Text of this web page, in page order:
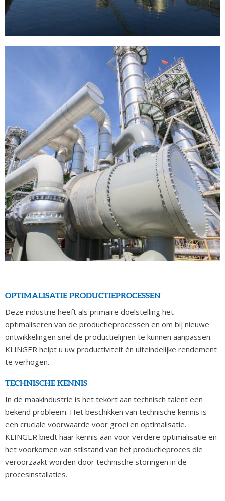
OPTIMALISATIE PRODUCTIEPROCESSEN
Deze industrie heeft als primaire doelstelling het
optimaliseren van de productieprocessen en om bij nieuwe
ontwikkelingen snel de productielijnen te kunnen aanpassen.
KLINGER helpt u uw productiviteit én uiteindelijke rendement
te verhogen.
TECHNISCHE KENNIS
In de maakindustrie is het tekort aan technisch talent een
bekend probleem. Het beschikken van technische kennis is
een cruciale voorwaarde voor groei en optimalisatie.
KLINGER biedt haar kennis aan voor verdere optimalisatie en
het voorkomen van stilstand van het productieproces die
veroorzaakt worden door technische storingen in de
procesinstallaties.